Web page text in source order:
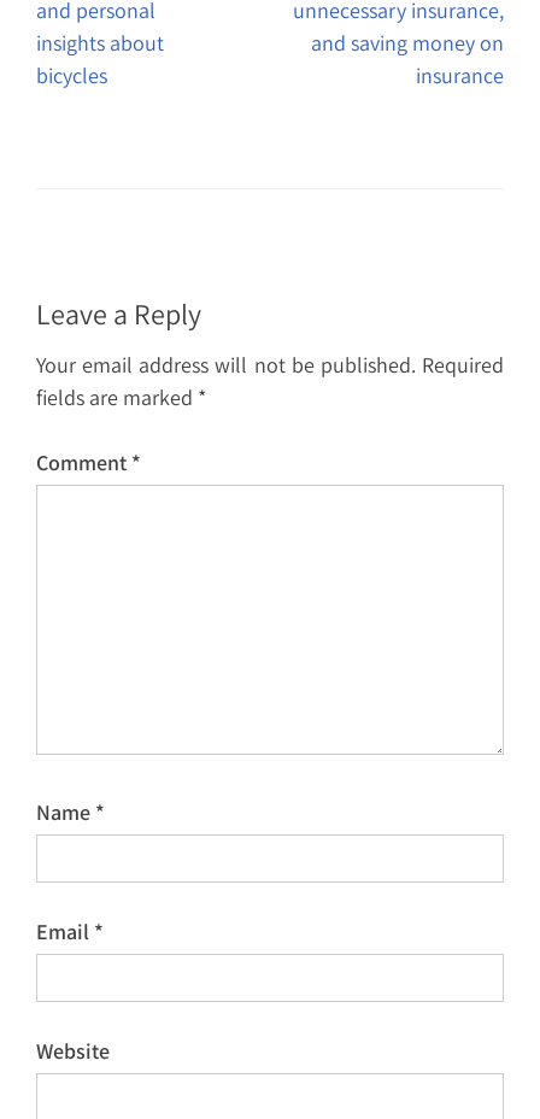
and personal
insights about
bicycles
unnecessary insurance,
and saving money on
insurance
Leave a Reply
Your email address will not be published. Required
fields are marked *
Comment *
Name *
Email *
Website